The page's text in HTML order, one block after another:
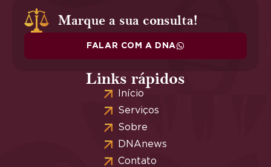
Marque a sua consulta!
FALAR COM A DNA
Links rápidos
Início
Serviços
Sobre
DNAnews
Contato